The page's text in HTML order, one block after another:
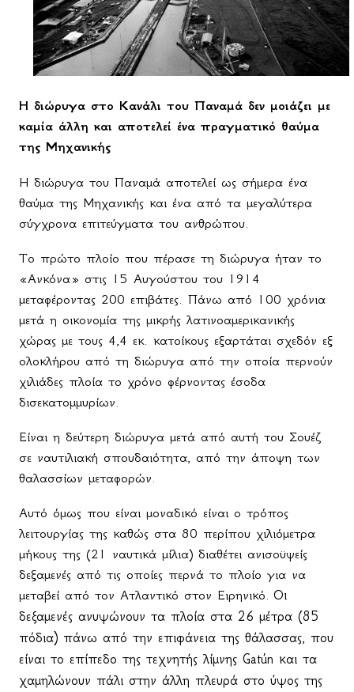
Η διώρυγα στο Κανάλι του Παναμά δεν μοιάζει με
καμία άλλη και αποτελεί ένα πραγματικό θαύμα
της Μηχανικής
Η διώρυγα του Παναμά αποτελεί ως σήμερα ένα
θαύμα της Μηχανικής και ένα από τα μεγαλύτερα
σύγχρονα επιτεύγματα του ανθρώπου.
Το πρώτο πλοίο που πέρασε τη διώρυγα ήταν το
«Ανκόνα» στις 15 Αυγούστου του 1914
μεταφέροντας 200 επιβάτες. Πάνω από 100 χρόνια
μετά η οικονομία της μικρής λατινοαμερικανικής
χώρας με τους 4,4 εκ. κατοίκους εξαρτάται σχεδόν εξ
ολοκλήρου από τη διώρυγα από την οποία περνούν
χιλιάδες πλοία το χρόνο φέρνοντας έσοδα
δισεκατομμυρίων.
Είναι η δεύτερη διώρυγα μετά από αυτή του Σουέζ
σε ναυτιλιακή σπουδαιότητα, από την άποψη των
θαλασσίων μεταφορών.
Αυτό όμως που είναι μοναδικό είναι ο τρόπος
λειτουργίας της καθώς στα 80 περίπου χιλιόμετρα
μήκους της (21 ναυτικά μίλια) διαθέτει ανισοϋψείς
δεξαμενές από τις οποίες περνά το πλοίο για να
μεταβεί από τον Ατλαντικό στον Ειρηνικό. Οι
δεξαμενές ανυψώνουν τα πλοία στα 26 μέτρα (85
πόδια) πάνω από την επιφάνεια της θάλασσας, που
είναι το επίπεδο της τεχνητής λίμνης Gatún και τα
χαμηλώνουν πάλι στην άλλη πλευρά στο ύψος της